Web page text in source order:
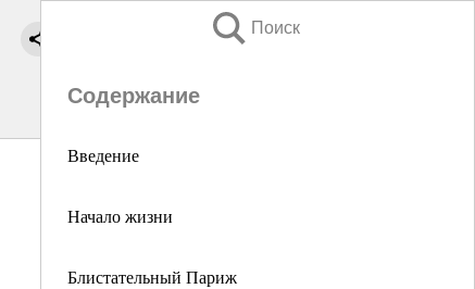
Поиск
Содержание
Введение
Начало жизни
Блистательный Париж